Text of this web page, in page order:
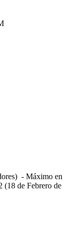
- Máximo en
(18 de Febrero de